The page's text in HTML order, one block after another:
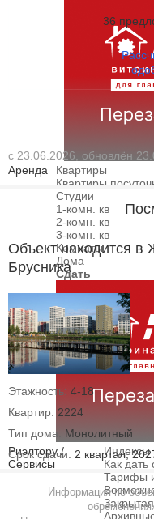
Аренда
Квартиры
Квартиры
Студии
1-комн. кв
2-комн. кв
3-комн. кв
Комнаты
Дома
Сдать
Риэлтору /
Сервисы
Индексы
Как дать
Тарифы
36
с 23.06.2026, обновлён
Объект находится в
Брусника
Этажность: 4-18
Квартир: 2224
Тип дома:
Монолитный
Срок сдачи: 2 квартал,
Информация по